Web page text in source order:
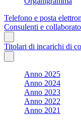
Telefono e posta
Consulenti e
Titolari di incarichi di
Anno 2025
Anno 2024
Anno 2023
Anno 2022
Anno 2021